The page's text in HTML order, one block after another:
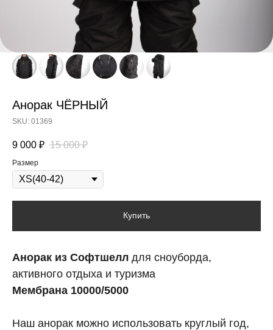
Анорак ЧЁРНЫЙ
SKU: 01369
9 000 ₽ 15 000 ₽
Размер
Купить
Анорак из Софтшелл для сноуборда,
активного отдыха и туризма
Мембрана 10000/5000
Наш анорак можно использовать круглый год,